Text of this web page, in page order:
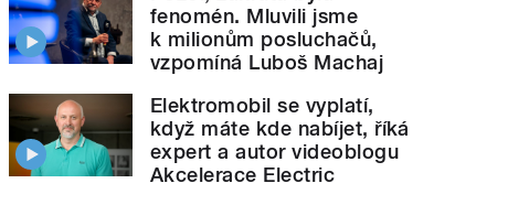
fenomén. Mluvili jsme
k milionům posluchačů,
vzpomíná Luboš Machaj
Elektromobil se vyplatí,
když máte kde nabíjet, říká
expert a autor videoblogu
Akcelerace Electric